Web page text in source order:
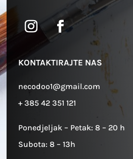
KONTAKTIRAJTE NAS
necodoo1@gmail.com
+ 385 42 351 121
Ponedjeljak – Petak: 8 – 20 h
Subota: 8 – 13h